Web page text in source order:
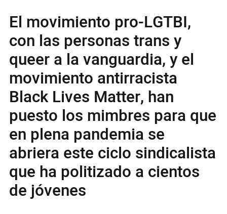
El movimiento pro-LGTBI,
con las personas trans y
queer a la vanguardia, y el
movimiento antirracista
Black Lives Matter, han
puesto los mimbres para que
en plena pandemia se
abriera este ciclo sindicalista
que ha politizado a cientos
de jóvenes